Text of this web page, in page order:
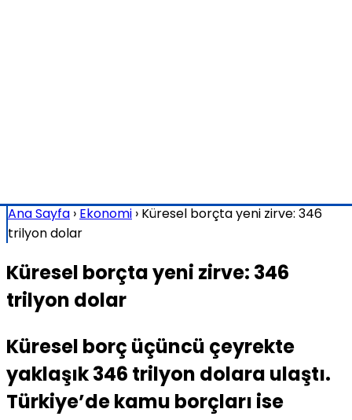
Ana Sayfa › Ekonomi › Küresel borçta yeni zirve: 346
trilyon dolar
Küresel borçta yeni zirve: 346
trilyon dolar
Küresel borç üçüncü çeyrekte
yaklaşık 346 trilyon dolara ulaştı.
Türkiye’de kamu borçları ise